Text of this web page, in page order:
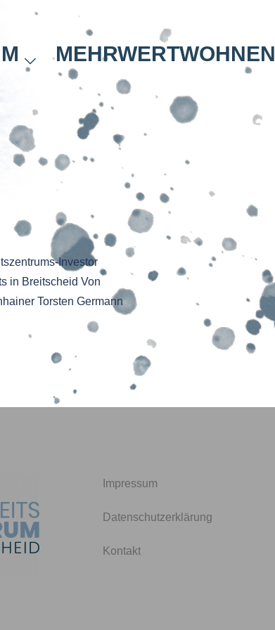
MEHRWERTWOHNEN
Investor
in Breitscheid Von
Torsten Germann
Impressum
Datenschutzerklärung
Kontakt